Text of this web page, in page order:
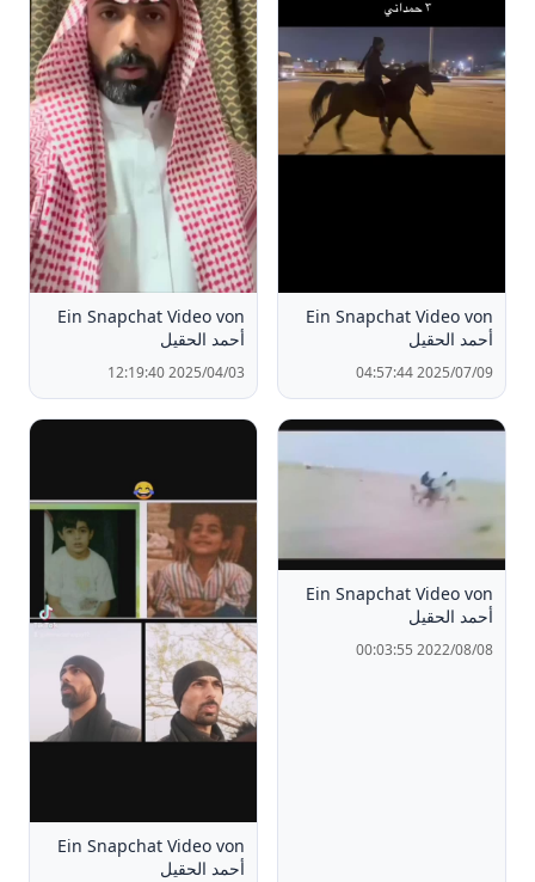
Ein Snapchat Video von
أحمد الحقيل
2025/07/09 04:57:44
Ein Snapchat Video von
أحمد الحقيل
2025/04/03 12:19:40
Ein Snapchat Video von
أحمد الحقيل
2022/08/08 00:03:55
Ein Snapchat Video von
أحمد الحقيل